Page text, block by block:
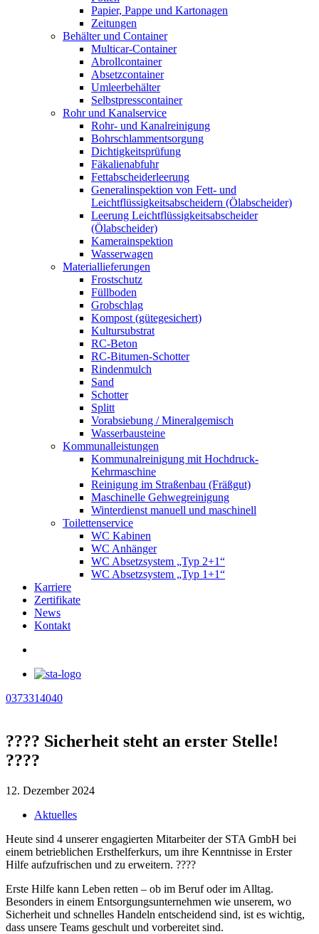
Papier, Pappe und Kartonagen
Zeitungen
Behälter und Container
Multicar-Container
Abrollcontainer
Absetzcontainer
Umleerbehälter
Selbstpresscontainer
Rohr und Kanalservice
Rohr- und Kanalreinigung
Bohrschlammentsorgung
Dichtigkeitsprüfung
Fäkalienabfuhr
Fettabscheiderleerung
Generalinspektion von Fett- und
Leichtflüssigkeitsabscheidern (Ölabscheider)
Leerung Leichtflüssigkeitsabscheider
(Ölabscheider)
Kamerainspektion
Wasserwagen
Materiallieferungen
Frostschutz
Füllboden
Grobschlag
Kompost (gütegesichert)
Kultursubstrat
RC-Beton
RC-Bitumen-Schotter
Rindenmulch
Sand
Schotter
Splitt
Vorabsiebung / Mineralgemisch
Wasserbausteine
Kommunalleistungen
Kommunalreinigung mit Hochdruck-
Kehrmaschine
Reinigung im Straßenbau (Fräßgut)
Maschinelle Gehwegreinigung
Winterdienst manuell und maschinell
Toilettenservice
WC Kabinen
WC Anhänger
WC Absetzsystem „Typ 2+1“
WC Absetzsystem „Typ 1+1“
Karriere
Zertifikate
News
Kontakt
0373314040
???? Sicherheit steht an erster Stelle!
????
12. Dezember 2024
Aktuelles
Heute sind 4 unserer engagierten Mitarbeiter der STA GmbH bei
einem betrieblichen Ersthelferkurs, um ihre Kenntnisse in Erster
Hilfe aufzufrischen und zu erweitern. ????
Erste Hilfe kann Leben retten – ob im Beruf oder im Alltag.
Besonders in einem Entsorgungsunternehmen wie unserem, wo
Sicherheit und schnelles Handeln entscheidend sind, ist es wichtig,
dass unsere Teams geschult und vorbereitet sind.